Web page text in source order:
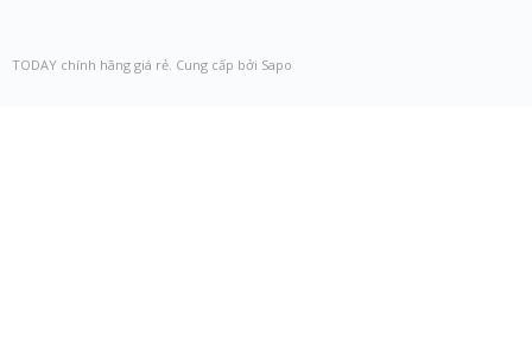
TODAY chính hãng giá rẻ. Cung cấp bởi Sapo